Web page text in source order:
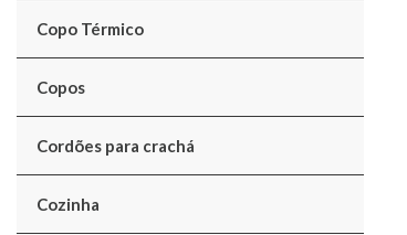
Copo Térmico
Copos
Cordões para crachá
Cozinha